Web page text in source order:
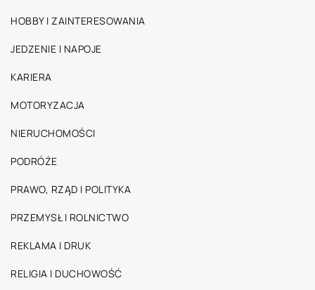
HOBBY I ZAINTERESOWANIA
JEDZENIE I NAPOJE
KARIERA
MOTORYZACJA
NIERUCHOMOŚCI
PODRÓŻE
PRAWO, RZĄD I POLITYKA
PRZEMYSŁ I ROLNICTWO
REKLAMA I DRUK
RELIGIA I DUCHOWOŚĆ